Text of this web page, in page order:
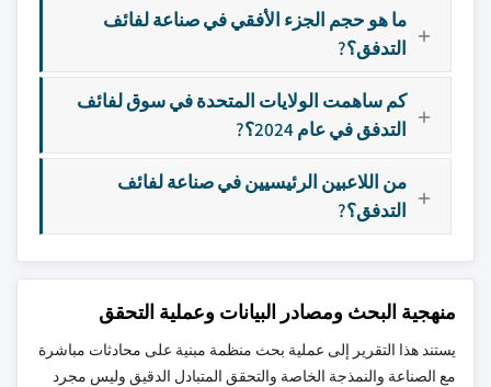
ما هو حجم الجزء الأفقي في صناعة لفائف
التدفق؟?
كم ساهمت الولايات المتحدة في سوق لفائف
التدفق في عام 2024؟?
من اللاعبين الرئيسيين في صناعة لفائف
التدفق؟?
منهجية البحث ومصادر البيانات وعملية التحقق
يستند هذا التقرير إلى عملية بحث منظمة مبنية على محادثات مباشرة
مع الصناعة والنمذجة الخاصة والتحقق المتبادل الدقيق وليس مجرد